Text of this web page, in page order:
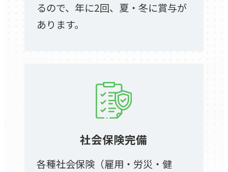
るので、年に2回、夏・冬に賞与が
あります。
社会保険完備
各種社会保険（雇用・労災・健